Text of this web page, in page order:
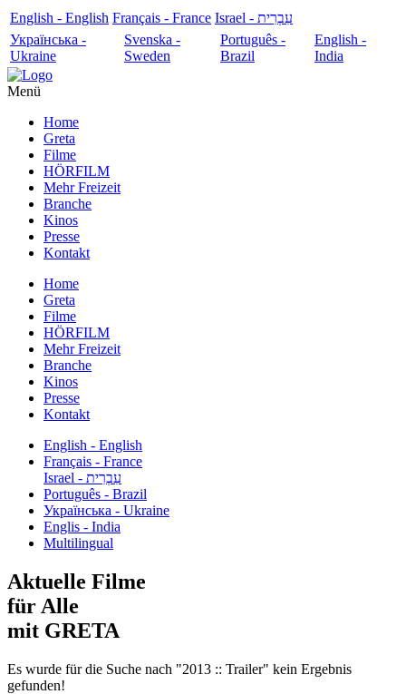
English - English Français - France
עִבְרִית - Israel
Українська -
Ukraine
Svenska -
Sweden
Português -
Brazil
English -
India
Menü
Home
Greta
Filme
HÖRFILM
Mehr Freizeit
Branche
Kinos
Presse
Kontakt
Home
Greta
Filme
HÖRFILM
Mehr Freizeit
Branche
Kinos
Presse
Kontakt
English - English
Français - France
עִבְרִית - Israel
Português - Brazil
Українська - Ukraine
Englis - India
Multilingual
Aktuelle Filme
für Alle
mit GRETA
Es wurde für die Suche nach "2013 :: Trailer" kein Ergebnis
gefunden!